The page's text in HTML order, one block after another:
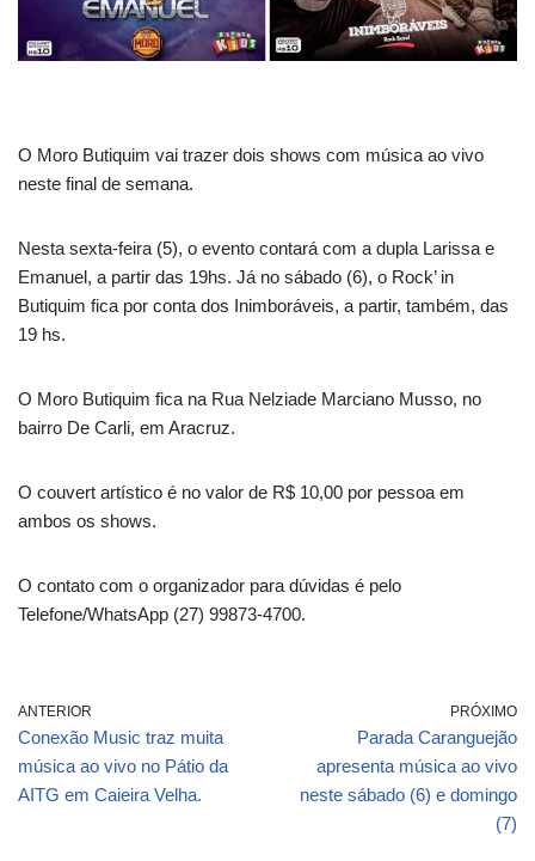
O Moro Butiquim vai trazer dois shows com música ao vivo
neste final de semana.
Nesta sexta-feira (5), o evento contará com a dupla Larissa e
Emanuel, a partir das 19hs. Já no sábado (6), o Rock’ in
Butiquim fica por conta dos Inimboráveis, a partir, também, das
19 hs.
O Moro Butiquim fica na Rua Nelziade Marciano Musso, no
bairro De Carli, em Aracruz.
O couvert artístico é no valor de R$ 10,00 por pessoa em
ambos os shows.
O contato com o organizador para dúvidas é pelo
Telefone/WhatsApp (27) 99873-4700.
ANTERIOR
Conexão Music traz muita
música ao vivo no Pátio da
AITG em Caieira Velha.
PRÓXIMO
Parada Caranguejão
apresenta música ao vivo
neste sábado (6) e domingo
(7)